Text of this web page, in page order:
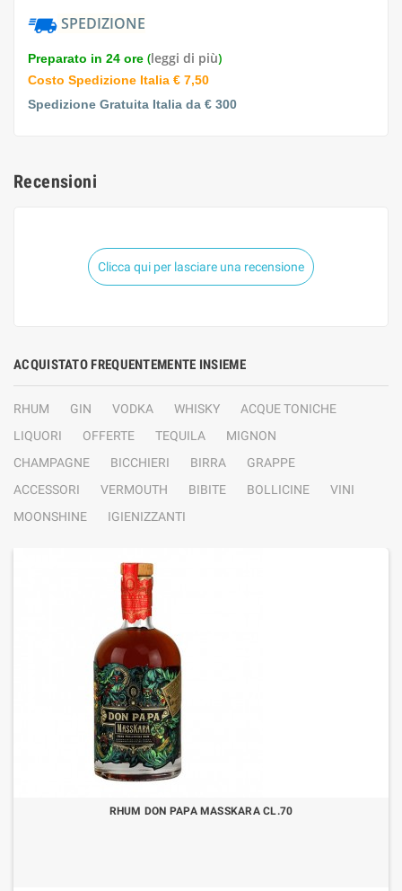
SPEDIZIONE
Preparato in 24 ore (leggi di più)
Costo Spedizione Italia € 7,50
Spedizione Gratuita Italia da € 300
Recensioni
Clicca qui per lasciare una recensione
ACQUISTATO FREQUENTEMENTE INSIEME
RHUM GIN VODKA WHISKY
ACQUE TONICHE
LIQUORI
OFFERTE TEQUILA
MIGNON
CHAMPAGNE
BICCHIERI BIRRA
GRAPPE
ACCESSORI
VERMOUTH BIBITE BOLLICINE
VINI
MOONSHINE
IGIENIZZANTI
RHUM DON PAPA MASSKARA CL.70